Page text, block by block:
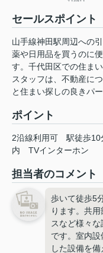
セールスポイント
山手線神田駅周辺への
薬や日用品を買うのに
す。千代田区での住ま
スタッフは、不動産に
と住まい探しの良きパ
ポイント
2沿線利用可 駅徒歩10
内
TVインターホン
担当者のコメント
歩いて徒歩5
ります。共
スなど様々な
です。室内
した設備を